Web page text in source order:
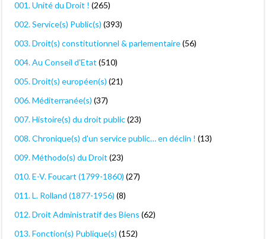
001. Unité du Droit ! (265)
002. Service(s) Public(s) (393)
003. Droit(s) constitutionnel & parlementaire(56)
004. Au Conseil d'Etat (510)
005. Droit(s) européen(s) (21)
006. Méditerranée(s) (37)
007. Histoire(s) du droit public(23)
008. Chronique(s) d'un service public… en déclin ! (13)
009. Méthodo(s) du Droit (23)
010. E-V. Foucart (1799-1860) (27)
011. L. Rolland (1877-1956) (8)
012. Droit Administratif des Biens (62)
013. Fonction(s) Publique(s) (152)